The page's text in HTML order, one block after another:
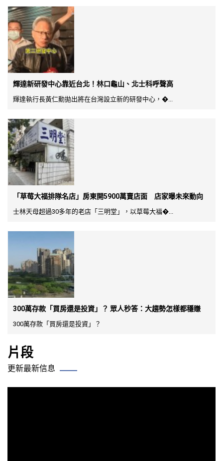
輝達新研發中心靠近台北！林口龜山、北士科呼聲高
輝達執行長黃仁勳拋出將在台灣設立新的研發中心，�...
「草莓大福排隊名店」房東開5900萬賣店面 店家曝未來動向
士林天母超過30多年的老店「三明堂」，以草莓大福�...
300萬存款「買房還是投資」？ 眾人秒答：大趨勢怎樣都穩賺
300萬存款「買房還是投資」？
片段
更新最新信息